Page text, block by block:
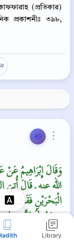
Library
(প্রতিকার)
প্রকাশনীঃ ৩৯৮,
⋮
وَقَالَ إِبْرَاهِيمُ
الله عنه ـ قَالَ
الْبَحْرَيْنِ فَقَالَ
بِهِ رَسُولُ اللَّهِ
الله عليه وسلم